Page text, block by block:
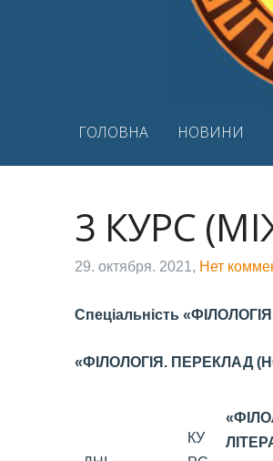
ГОЛОВНА НОВИНИ
3 КУРС
29. октября. 2021, Нет
Спеціальність
«ФІЛОЛОГІЯ. ПЕРЕКЛАД
КУ